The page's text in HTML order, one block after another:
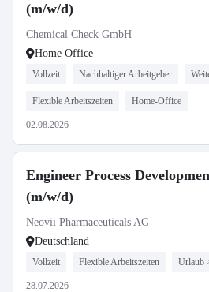
(m/w/d)
Chemical Check GmbH
Home Office
Vollzeit Nachhaltiger Arbeitgeber
Flexible Arbeitszeiten Home-Office
02.08.2026
Engineer Process
(m/w/d)
Neovii Pharmaceuticals AG
Deutschland
Vollzeit Flexible Arbeitszeiten Urlaub
28.07.2026